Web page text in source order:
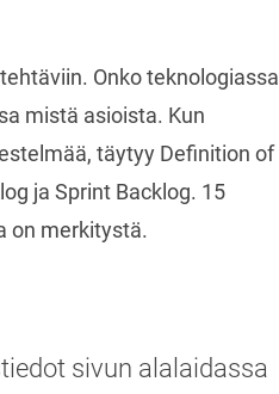
Onko teknologiassa
mistä asioista. Kun
täytyy Definition of
ja Sprint Backlog. 15
on merkitystä.
sivun alalaidassa